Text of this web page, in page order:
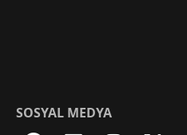
SOSYAL MEDYA